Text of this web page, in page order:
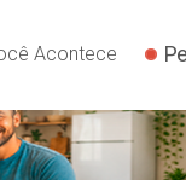
Acontece